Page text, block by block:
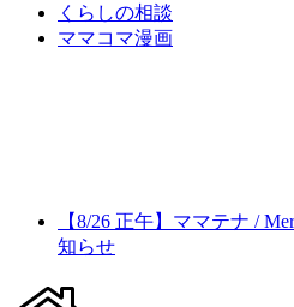
くらしの相談
ママコマ漫画
【8/26 正午】ママテナ /
知らせ